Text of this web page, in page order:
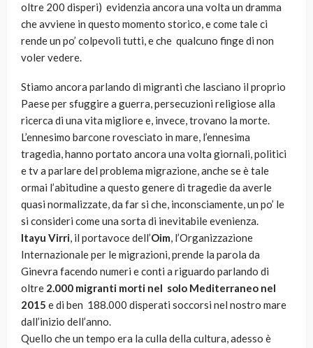
oltre 200 disperi) evidenzia ancora una volta un dramma
che avviene in questo momento storico, e come tale ci
rende un po’ colpevoli tutti, e che qualcuno finge di non
voler vedere.
Stiamo ancora parlando di migranti che lasciano il proprio
Paese per sfuggire a guerra, persecuzioni religiose alla
ricerca di una vita migliore e, invece, trovano la morte.
L’ennesimo barcone rovesciato in mare, l’ennesima
tragedia, hanno portato ancora una volta giornali, politici
e tv a parlare del problema migrazione, anche se è tale
ormai l’abitudine a questo genere di tragedie da averle
quasi normalizzate, da far si che, inconsciamente, un po’ le
si consideri come una sorta di inevitabile evenienza.
Itayu Virri, il portavoce dell’Oim, l’Organizzazione
Internazionale per le migrazioni, prende la parola da
Ginevra facendo numeri e conti a riguardo parlando di
oltre 2.000 migranti morti nel solo Mediterraneo nel
2015 e di ben 188.000 disperati soccorsi nel nostro mare
dall’inizio dell’anno.
Quello che un tempo era la culla della cultura, adesso è